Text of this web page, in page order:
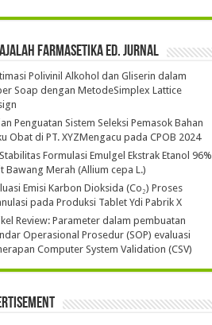
Farmasetika Ed. Jurnal
Polivinil Alkohol dan Gliserin dalam
Soap dengan MetodeSimplex Lattice
Penguatan Sistem Seleksi Pemasok Bahan
Obat di PT. XYZMengacu pada CPOB 2024
Formulasi Emulgel Ekstrak Etanol 96%
Bawang Merah (Allium cepa L.)
Emisi Karbon Dioksida (Co₂) Proses
pada Produksi Tablet Ydi Pabrik X
Review: Parameter dalam pembuatan
Operasional Prosedur (SOP) evaluasi
Computer System Validation (CSV)